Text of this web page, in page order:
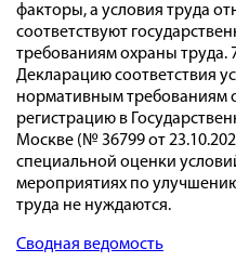
факторы, а условия труда
соответствуют
требованиям охраны труда.
Декларацию соответствия
нормативным требованиям
регистрацию в
Москве (№ 36799 от
специальной оценки
мероприятиях по
труда не нуждаются.
Сводная ведомость